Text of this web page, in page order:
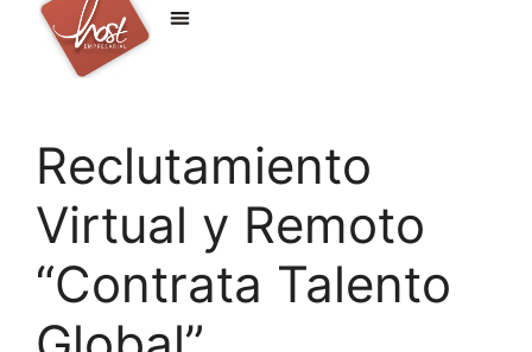
Reclutamiento
Virtual y Remoto
“Contrata Talento